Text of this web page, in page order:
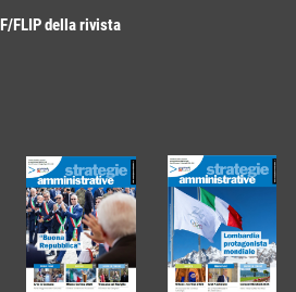
FLIP della rivista